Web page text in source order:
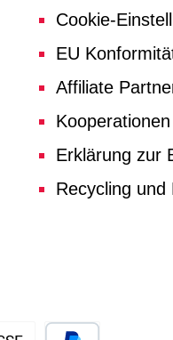
Cookie-
EU
Affiliate
Kooperationen
Erklärung zur
Recycling und